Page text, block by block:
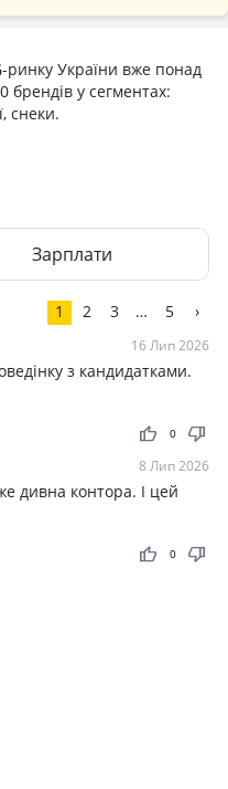
ринку України вже понад
брендів у сегментах:
снеки.
Зарплати
1 2 3 … 5 ›
16 Лип 2026
з кандидатками.
thumb_up thumb_down
0
8 Лип 2026
дивна контора. І цей
thumb_up thumb_down
0